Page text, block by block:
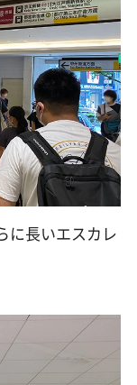
に長いエスカレ